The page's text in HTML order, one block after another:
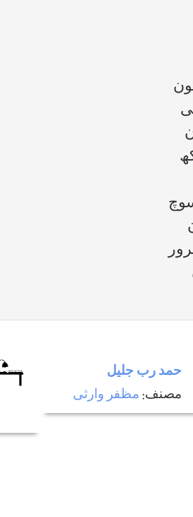
حمد رب جليل
مصنف: مظفر وارثی